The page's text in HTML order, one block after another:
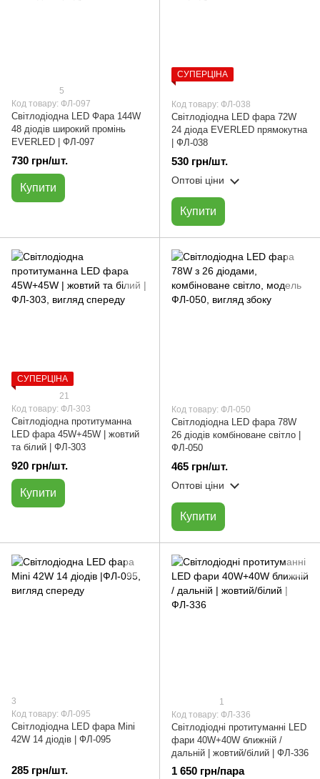
5
Код товару: ФЛ-097
Світлодіодна LED Фара 144W
48 діодів широкий промінь
EVERLED | ФЛ-097
730 грн/шт.
Купити
СУПЕРЦІНА
Код товару: ФЛ-038
Світлодіодна LED фара 72W
24 діода EVERLED прямокутна
| ФЛ-038
530 грн/шт.
Оптові ціни
Купити
СУПЕРЦІНА
21
Код товару: ФЛ-303
Світлодіодна протитуманна
LED фара 45W+45W | жовтий
та білий | ФЛ-303
920 грн/шт.
Купити
Код товару: ФЛ-050
Cвітлодіодна LED фара 78W
26 діодів комбіноване світло |
ФЛ-050
465 грн/шт.
Оптові ціни
Купити
3
Код товару: ФЛ-095
Світлодіодна LED фара Мini
42W 14 діодів | ФЛ-095
285 грн/шт.
1
Код товару: ФЛ-336
Світлодіодні протитуманні LED
фари 40W+40W ближній /
дальній | жовтий/білий | ФЛ-336
1 650 грн/пара